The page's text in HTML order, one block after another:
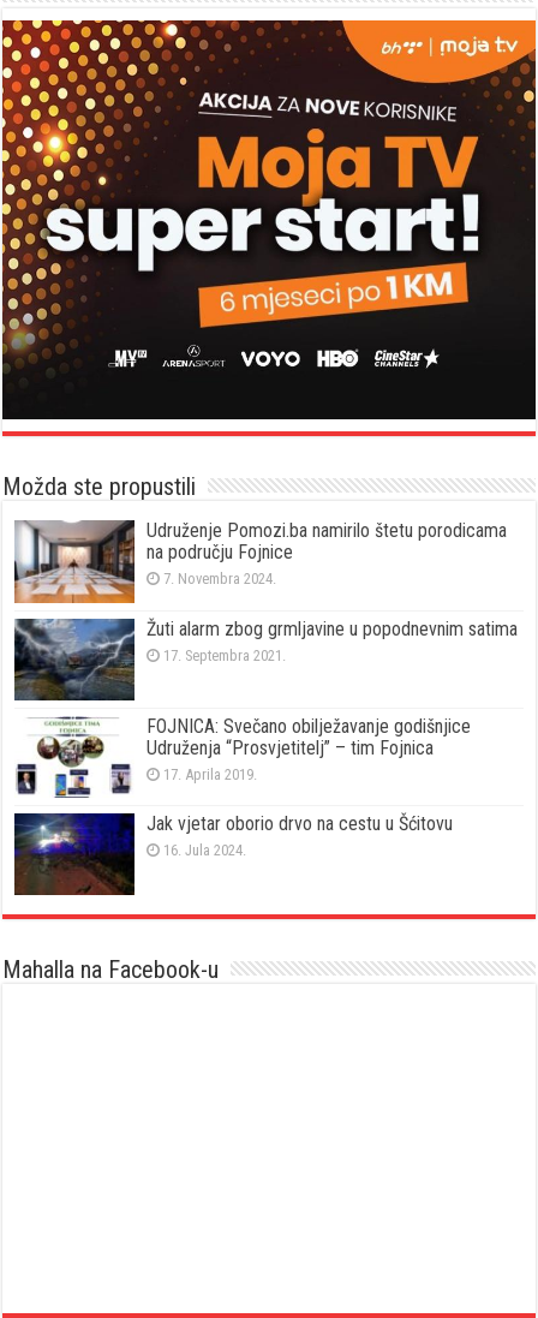
Možda ste propustili
Udruženje Pomozi.ba namirilo štetu porodicama
na području Fojnice
7. Novembra 2024.
Žuti alarm zbog grmljavine u popodnevnim satima
17. Septembra 2021.
FOJNICA: Svečano obilježavanje godišnjice
Udruženja “Prosvjetitelj” – tim Fojnica
17. Aprila 2019.
Jak vjetar oborio drvo na cestu u Šćitovu
16. Jula 2024.
Mahalla na Facebook-u